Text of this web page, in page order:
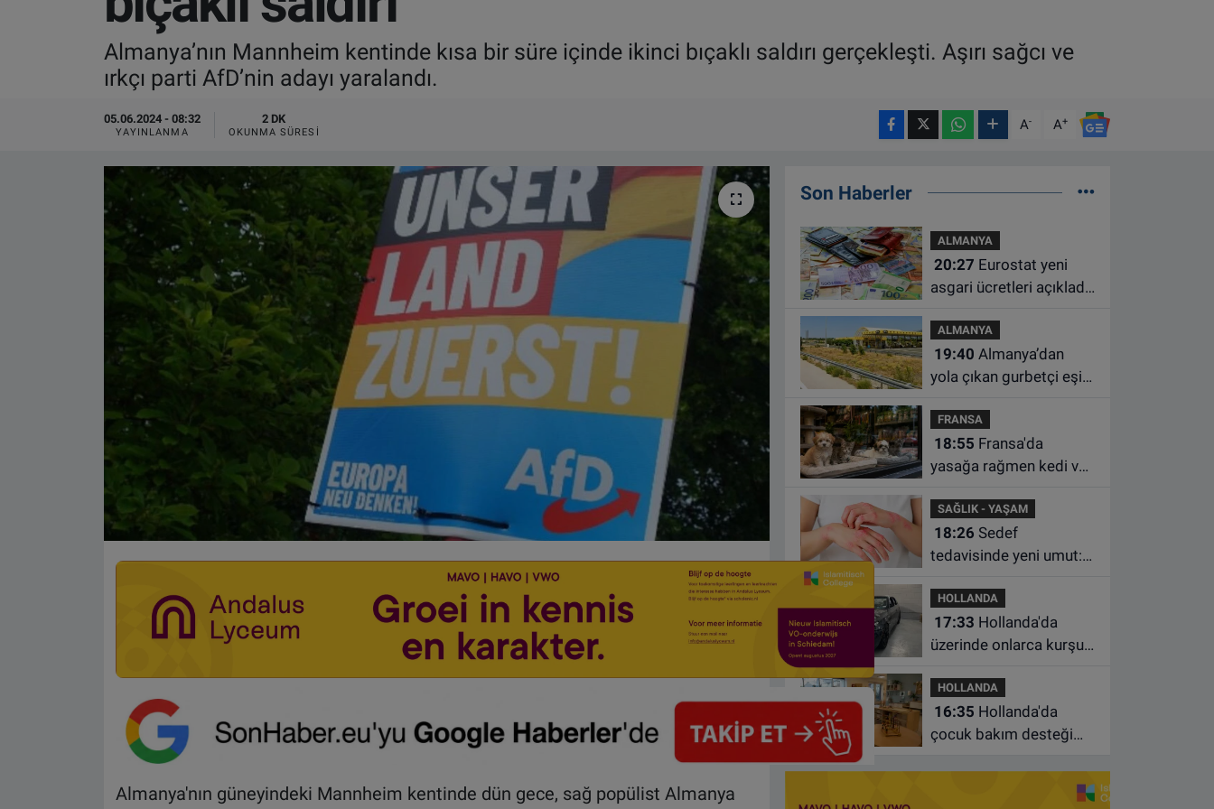
Almanya’nın Mannheim kentinde kısa bir süre içinde ikinci bıçaklı saldırı gerçekleşti. Aşırı sağcı ve
ırkçı parti AfD’nin adayı yaralandı.
05.06.2024 - 08:32
YAYINLANMA
2 DK
OKUNMA SÜRESI A- A+
Almanya'nın güneyindeki Mannheim kentinde dün gece, sağ popülist Almanya
Son Haberler
ALMANYA
20:27
asgari ücretleri açıkladı:
sıraya yükseldi
ALMANYA
19:40
yola çıkan gurbetçi eşini
istasyonunda unuttu
FRANSA
18:55
yasağa rağmen kedi ve
shoplara hayvan başına
1.500 euro ceza
SAĞLIK - YAŞAM
18:26
tedavisinde yeni umut:
iyileşmediği bulundu
HOLLANDA
17:33
üzerinde onlarca kurşun
euroya satışa çıktı
HOLLANDA
16:35
çocuk bakım desteği
hâlâ ek ödeme yapıyor
ALGEMENE VOORWAARDEN
CONTACT
Çerez Politikası